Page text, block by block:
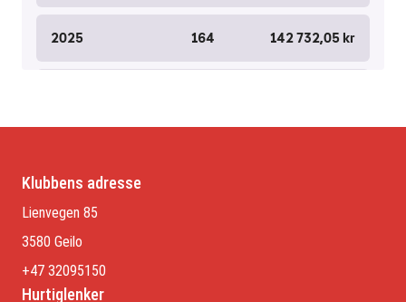
Klubbens adresse
Lienvegen 85
3580 Geilo
+47 32095150
Hurtiglenker